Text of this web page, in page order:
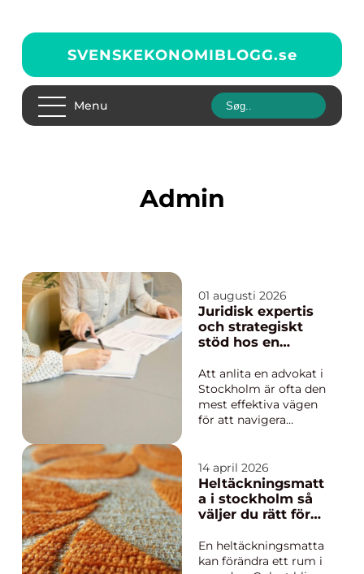
SVENSKEKONOMIBLOGG.se
Menu
admin
01 augusti 2026
Juridisk expertis
och strategiskt
stöd hos en
Stockholm
Att anlita en advokat i
Stockholm är ofta den
mest effektiva vägen
för att navigera
självförtroende.
Juridiska utmaningar
kan uppstå snabbt,
vare sig det handlar
14 april 2026
Heltäckningsmatt
a i stockholm så
väljer du rätt för
En heltäckningsmatta
kan förändra ett rum i